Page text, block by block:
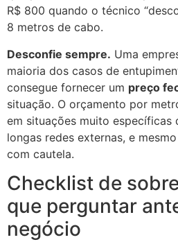
R$ 800 quando o técnico
8 metros de cabo.
Desconfie sempre. Uma
maioria dos casos de
consegue fornecer um preço
situação. O orçamento por
em situações muito específicas
longas redes externas, e
com cautela.
Checklist de
que perguntar
negócio